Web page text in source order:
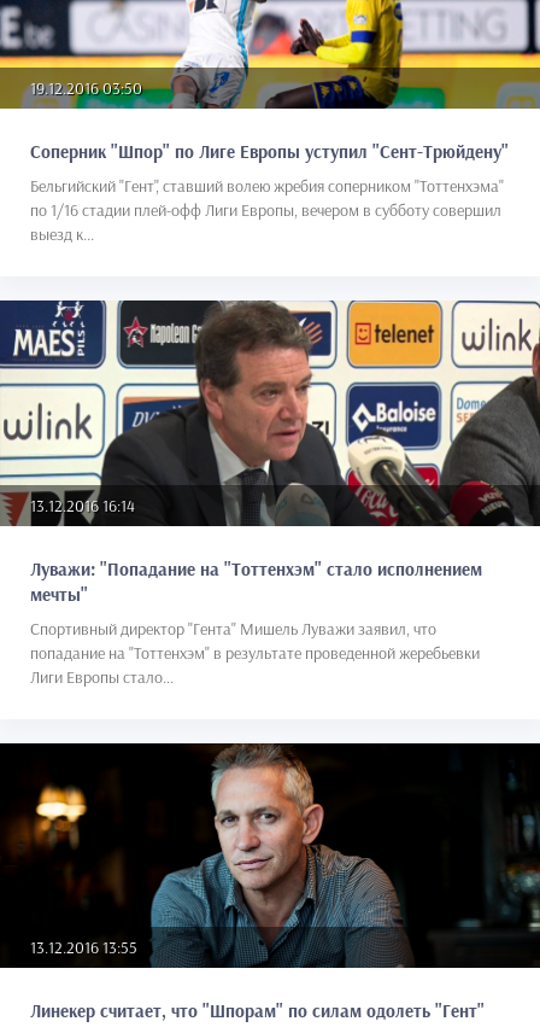
19.12.2016 03:50
Соперник "Шпор" по Лиге Европы уступил "Сент-Трюйдену"
Бельгийский "Гент", ставший волею жребия соперником "Тоттенхэма"
по 1/16 стадии плей-офф Лиги Европы, вечером в субботу совершил
выезд к...
13.12.2016 16:14
Луважи: "Попадание на "Тоттенхэм" стало исполнением
мечты"
Спортивный директор "Гента" Мишель Луважи заявил, что
попадание на "Тоттенхэм" в результате проведенной жеребьевки
Лиги Европы стало...
13.12.2016 13:55
Линекер считает, что "Шпорам" по силам одолеть "Гент"